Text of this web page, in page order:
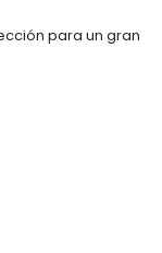
para un gran